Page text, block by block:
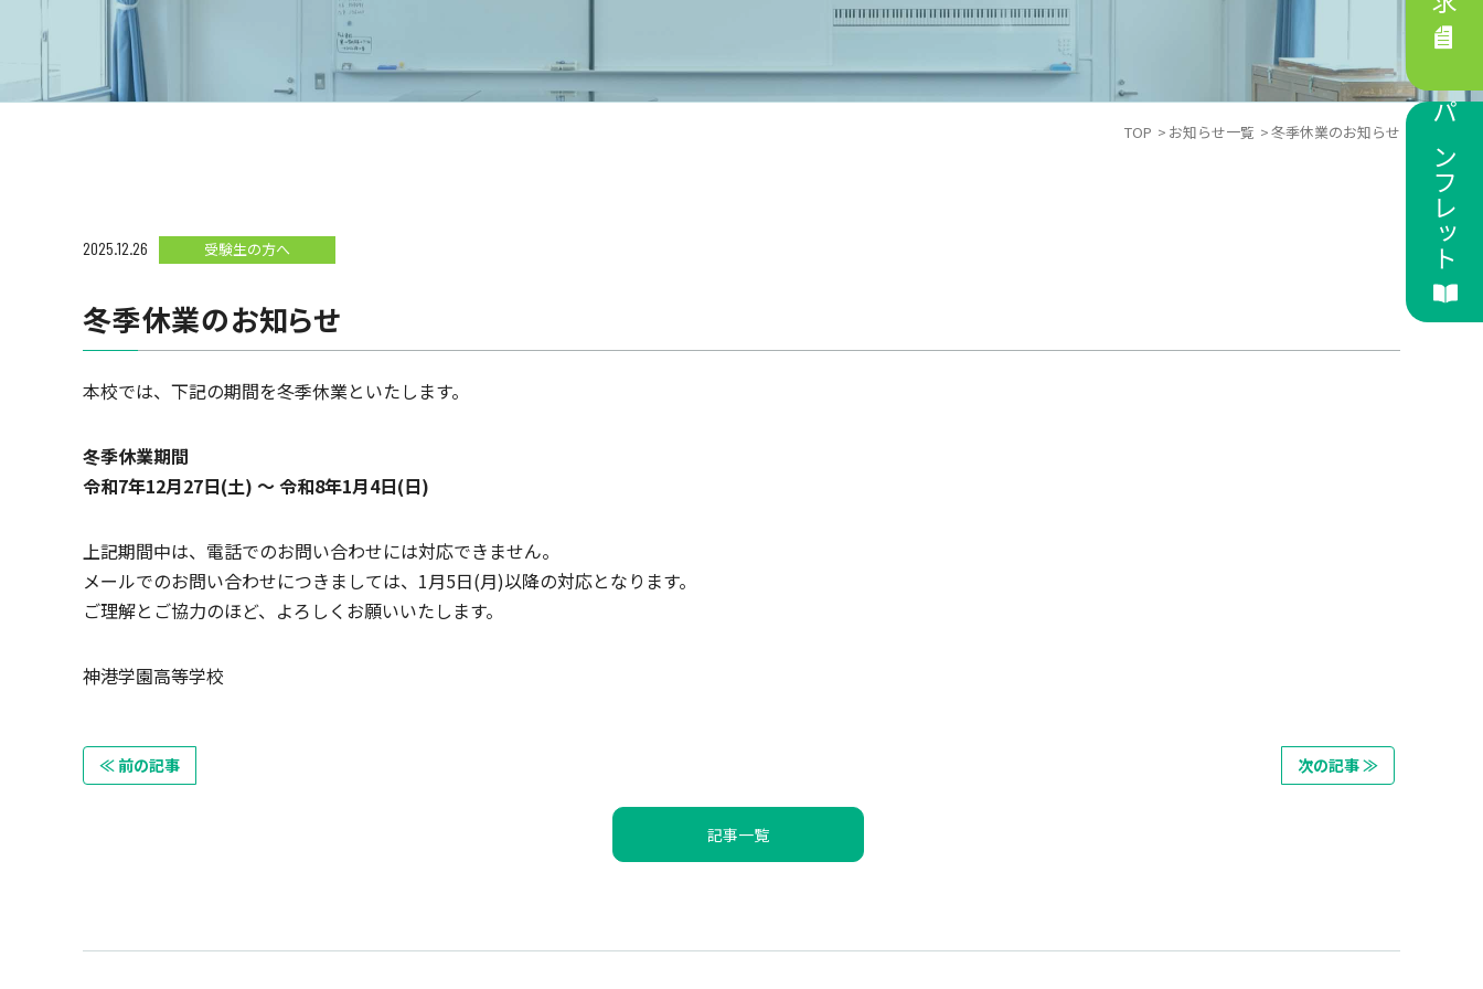
TOP お知らせ一覧 冬季休業のお知らせ
2025.12.26 受験生の方へ
冬季休業のお知らせ
本校では、下記の期間を冬季休業といたします。
冬季休業期間
令和7年12月27日(土) ～ 令和8年1月4日(日)
上記期間中は、電話でのお問い合わせには対応できません。
メールでのお問い合わせにつきましては、1月5日(月)以降の対応となります。
ご理解とご協力のほど、よろしくお願いいたします。
神港学園高等学校
≪ 前の記事
記事一覧
次の記事 ≫
パンフレット